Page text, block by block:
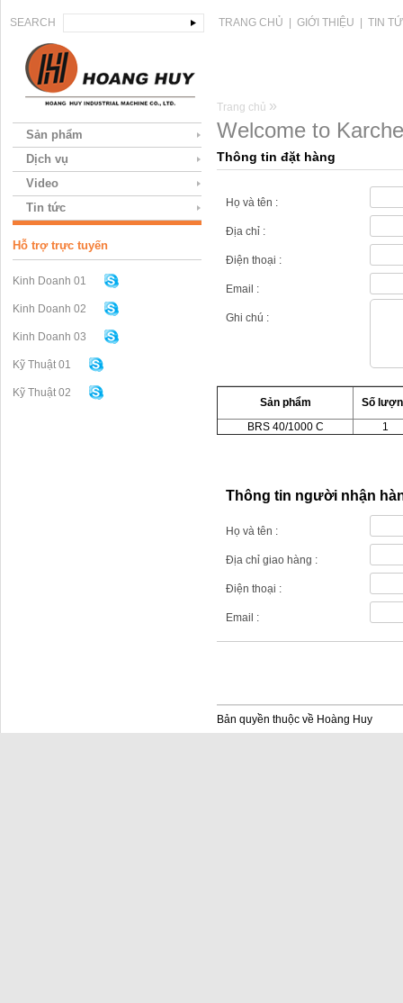
SEARCH TRANG CHỦ GIỚI THIỆU TIN
Trang chủ »
Welcome to
Sản phẩm
Dịch vụ
Video
Tin tức
Hỗ trợ trực tuyến
Kinh Doanh 01
Kinh Doanh 02
Kinh Doanh 03
Kỹ Thuật 01
Kỹ Thuật 02
Thông tin đặt hàng
Họ và tên :
Địa chỉ :
Điện thoại :
Email :
Ghi chú :
Sản phẩm
Số
BRS 40/1000 C
1
Thông tin người nhận
Họ và tên :
Địa chỉ giao hàng :
Điện thoại :
Email :
Bản quyền thuộc về Hoàng Huy